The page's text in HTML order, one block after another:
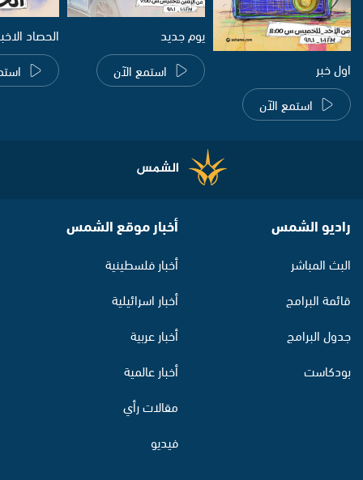
اول خبر
استمع الآن
يوم جديد
استمع الآن
الحصاد
راديو الشمس
البث المباشر
قائمة البرامج
جدول البرامج
بودكاست
أخبار موقع الشمس
أخبار فلسطينية
أخبار اسرائيلية
أخبار عربية
أخبار عالمية
مقالات رأي
فيديو